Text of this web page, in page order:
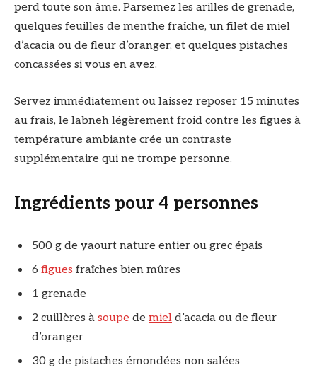
perd toute son âme. Parsemez les arilles de grenade,
quelques feuilles de menthe fraîche, un filet de miel
d’acacia ou de fleur d’oranger, et quelques pistaches
concassées si vous en avez.
Servez immédiatement ou laissez reposer 15 minutes
au frais, le labneh légèrement froid contre les figues à
température ambiante crée un contraste
supplémentaire qui ne trompe personne.
Ingrédients pour 4 personnes
500 g de yaourt nature entier ou grec épais
6 figues fraîches bien mûres
1 grenade
2 cuillères à soupe de miel d’acacia ou de fleur
d’oranger
30 g de pistaches émondées non salées